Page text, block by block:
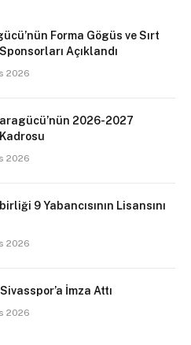
Forma Gögüs ve Sırt
Açıklandı
2026
2026-2027
2026
9 Yabancısının Lisansını
2026
İmza Attı
2026